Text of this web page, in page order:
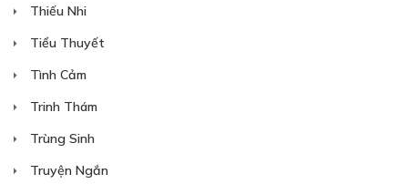
Thiếu Nhi
Tiểu Thuyết
Tình Cảm
Trinh Thám
Trùng Sinh
Truyện Ngắn